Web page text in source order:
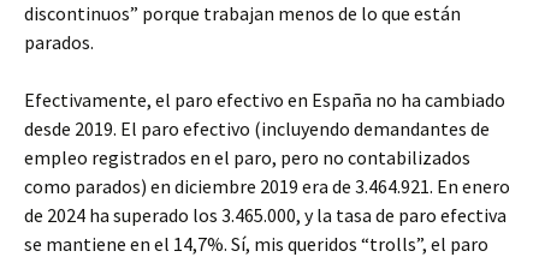
discontinuos” porque trabajan menos de lo que están
parados.
Efectivamente, el paro efectivo en España no ha cambiado
desde 2019. El paro efectivo (incluyendo demandantes de
empleo registrados en el paro, pero no contabilizados
como parados) en diciembre 2019 era de 3.464.921. En enero
de 2024 ha superado los 3.465.000, y la tasa de paro efectiva
se mantiene en el 14,7%. Sí, mis queridos “trolls”, el paro